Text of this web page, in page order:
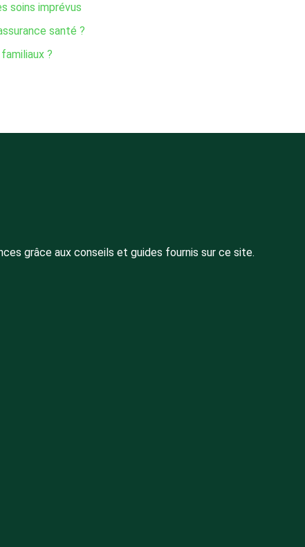
soins imprévus
santé ?
?
grâce aux conseils et guides fournis sur ce site.